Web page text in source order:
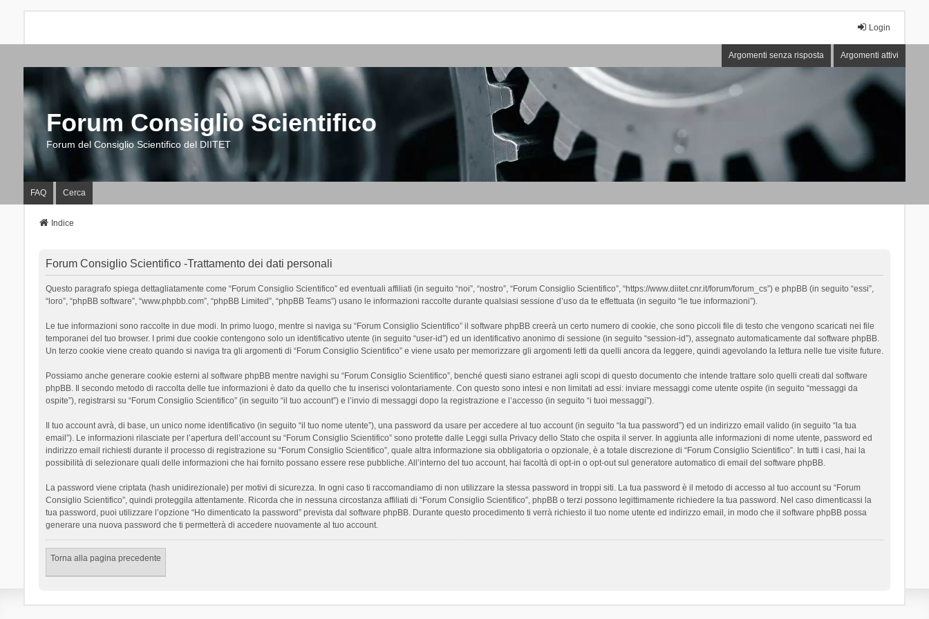
Login
Argomenti senza risposta Argomenti attivi
Forum Consiglio Scientifico
Forum del Consiglio Scientifico del DIITET
FAQ Cerca
Indice
Forum Consiglio Scientifico -Trattamento dei dati personali
Questo paragrafo spiega dettagliatamente come “Forum Consiglio Scientifico” ed eventuali affiliati (in seguito “noi”, “nostro”, “Forum Consiglio Scientifico”, “https://www.diitet.cnr.it/forum/forum_cs”) e phpBB (in seguito “essi”,
“loro”, “phpBB software”, “www.phpbb.com”, “phpBB Limited”, “phpBB Teams”) usano le informazioni raccolte durante qualsiasi sessione d’uso da te effettuata (in seguito “le tue informazioni”).
Le tue informazioni sono raccolte in due modi. In primo luogo, mentre si naviga su “Forum Consiglio Scientifico” il software phpBB creerà un certo numero di cookie, che sono piccoli file di testo che vengono scaricati nei file
temporanei del tuo browser. I primi due cookie contengono solo un identificativo utente (in seguito “user-id”) ed un identificativo anonimo di sessione (in seguito “session-id”), assegnato automaticamente dal software phpBB.
Un terzo cookie viene creato quando si naviga tra gli argomenti di “Forum Consiglio Scientifico” e viene usato per memorizzare gli argomenti letti da quelli ancora da leggere, quindi agevolando la lettura nelle tue visite future.
Possiamo anche generare cookie esterni al software phpBB mentre navighi su “Forum Consiglio Scientifico”, benché questi siano estranei agli scopi di questo documento che intende trattare solo quelli creati dal software
phpBB. Il secondo metodo di raccolta delle tue informazioni è dato da quello che tu inserisci volontariamente. Con questo sono intesi e non limitati ad essi: inviare messaggi come utente ospite (in seguito “messaggi da
ospite”), registrarsi su “Forum Consiglio Scientifico” (in seguito “il tuo account”) e l’invio di messaggi dopo la registrazione e l’accesso (in seguito “i tuoi messaggi”).
Il tuo account avrà, di base, un unico nome identificativo (in seguito “il tuo nome utente”), una password da usare per accedere al tuo account (in seguito “la tua password”) ed un indirizzo email valido (in seguito “la tua
email”). Le informazioni rilasciate per l’apertura dell’account su “Forum Consiglio Scientifico” sono protette dalle Leggi sulla Privacy dello Stato che ospita il server. In aggiunta alle informazioni di nome utente, password ed
indirizzo email richiesti durante il processo di registrazione su “Forum Consiglio Scientifico”, quale altra informazione sia obbligatoria o opzionale, è a totale discrezione di “Forum Consiglio Scientifico”. In tutti i casi, hai la
possibilità di selezionare quali delle informazioni che hai fornito possano essere rese pubbliche. All’interno del tuo account, hai facoltà di opt-in o opt-out sul generatore automatico di email del software phpBB.
La password viene criptata (hash unidirezionale) per motivi di sicurezza. In ogni caso ti raccomandiamo di non utilizzare la stessa password in troppi siti. La tua password è il metodo di accesso al tuo account su “Forum
Consiglio Scientifico”, quindi proteggila attentamente. Ricorda che in nessuna circostanza affiliati di “Forum Consiglio Scientifico”, phpBB o terzi possono legittimamente richiedere la tua password. Nel caso dimenticassi la
tua password, puoi utilizzare l’opzione “Ho dimenticato la password” prevista dal software phpBB. Durante questo procedimento ti verrà richiesto il tuo nome utente ed indirizzo email, in modo che il software phpBB possa
generare una nuova password che ti permetterà di accedere nuovamente al tuo account.
Torna alla pagina precedente